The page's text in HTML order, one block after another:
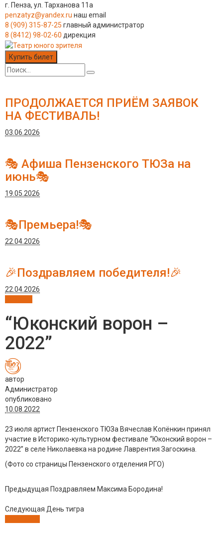
г. Пенза, ул. Тарханова 11а
penzatyz@yandex.ru наш email
8 (909) 315-87-25 главный администратор
8 (8412) 98-02-60 дирекция
Купить билет
ПРОДОЛЖАЕТСЯ ПРИЁМ ЗАЯВОК
НА ФЕСТИВАЛЬ!
03.06.2026
🎭 Афиша Пензенского ТЮЗа на
июнь🎭
19.05.2026
🎭Премьера!🎭
22.04.2026
🎉Поздравляем победителя!🎉
22.04.2026
“Юконский ворон –
2022”
автор
Администратор
опубликовано
10.08.2022
23 июля артист Пензенского ТЮЗа Вячеслав Копёнкин принял
участие в Историко-культурном фестивале “Юконский ворон –
2022” в селе Николаевка на родине Лаврентия Загоскина.
(Фото со страницы Пензенского отделения РГО)
Предыдущая Поздравляем Максима Бородина!
Следующая День тигра